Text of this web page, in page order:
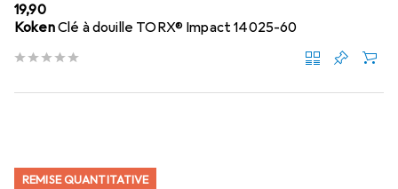
EUR
19,90
KokenClé à douille TORX® Impact 14025-60
REMISE QUANTITATIVE